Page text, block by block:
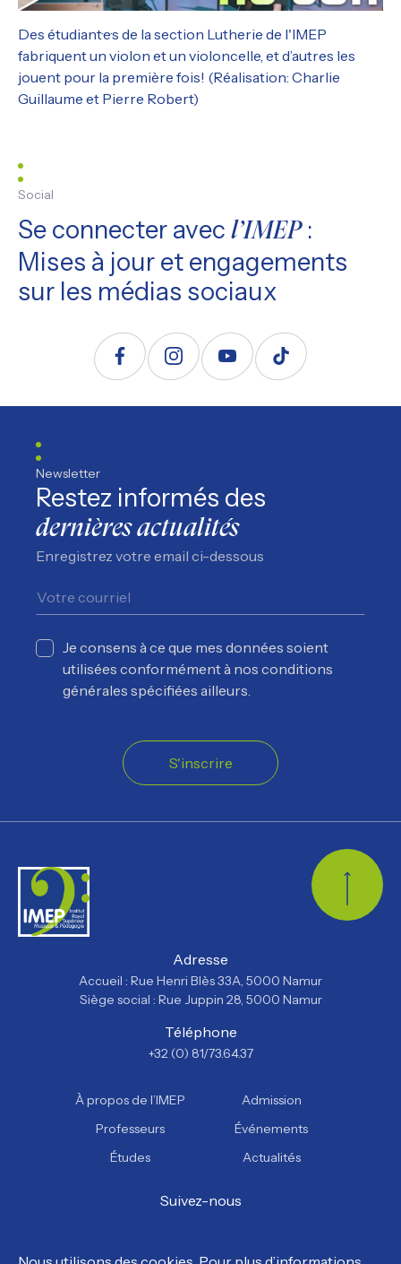
Des étudiant·e·s de la section Lutherie de l'IMEP
fabriquent un violon et un violoncelle, et d’autres les
jouent pour la première fois! (Réalisation: Charlie
Guillaume et Pierre Robert)
Social
Se connecter avec l’IMEP:
Mises à jour et engagements
sur les médias sociaux
Newsletter
Restez informés des
dernières actualités
Enregistrez votre email ci-dessous
Je consens à ce que mes données soient
utilisées conformément à nos conditions
générales spécifiées ailleurs.
S'inscrire
Adresse
Accueil : Rue Henri Blès 33A, 5000 Namur
Siège social : Rue Juppin 28, 5000 Namur
Téléphone
+32 (0) 81/73.64.37
À propos de l’IMEP
Professeurs
Études
Admission
Événements
Actualités
Suivez-nous